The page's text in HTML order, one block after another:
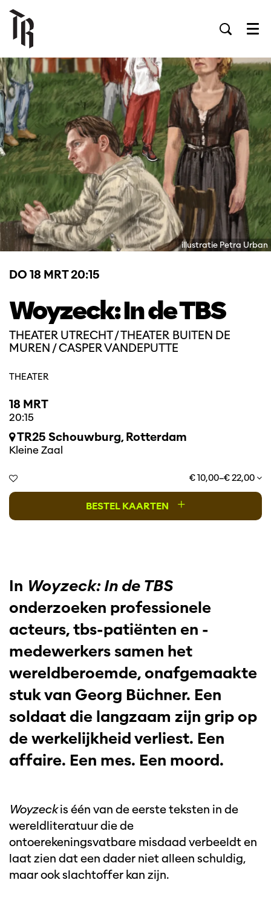
illustratie Petra Urban
Woyzeck: In de TBS
THEATER UTRECHT / THEATER BUITEN DE
MUREN / CASPER VANDEPUTTE
DO 18 MRT20:15
THEATER
18 MRT
20:15
TR25 Schouwburg, Rotterdam
Kleine Zaal
€ 10,00–€ 22,00
BESTEL KAARTEN +
In Woyzeck: In de TBS
onderzoeken professionele
acteurs, tbs-patiënten en -
medewerkers samen het
wereldberoemde, onafgemaakte
stuk van Georg Büchner. Een
soldaat die langzaam zijn grip op
de werkelijkheid verliest. Een
affaire. Een mes. Een moord.
Woyzeckis één van de eerste teksten in de
wereldliteratuur die de
ontoerekeningsvatbare misdaad verbeeldt en
laat zien dat een dader niet alleen schuldig,
maar ook slachtoffer kan zijn.